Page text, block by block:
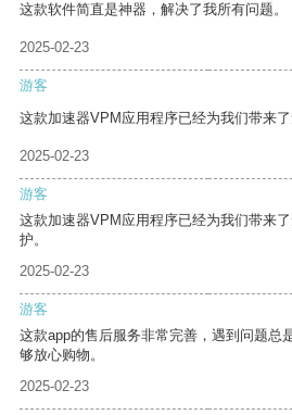
这款软件简直是神器，解决了我所有问题。
2025-02-23
游客
这款加速器VPM应用程序已经为我们带来了
2025-02-23
游客
这款加速器VPM应用程序已经为我们带来
护。
2025-02-23
游客
这款app的售后服务非常完善，遇到问题总
够放心购物。
2025-02-23